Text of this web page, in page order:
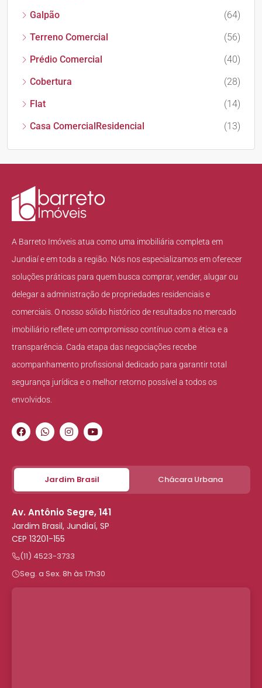
Galpão
(64)
Terreno Comercial
(56)
Prédio Comercial
(40)
Cobertura
(28)
Flat
(14)
Casa ComercialResidencial
(13)
A Barreto Imóveis atua como uma imobiliária completa em
Jundiaí e em toda a região. Nós nos especializamos em oferecer
soluções práticas para quem busca comprar, vender, alugar ou
delegar a administração de propriedades residenciais e
comerciais. O nosso sólido histórico de resultados no mercado
imobiliário reflete um compromisso contínuo com a ética e a
transparência. Cada etapa das negociações recebe
acompanhamento profissional dedicado para garantir total
segurança jurídica e o melhor retorno possível a todos os
envolvidos.
Jardim Brasil Chácara Urbana
Av. Antônio Segre, 141
Jardim Brasil, Jundiaí, SP
CEP 13201-155
(11) 4523-3733
Seg. a Sex. 8h às 17h30